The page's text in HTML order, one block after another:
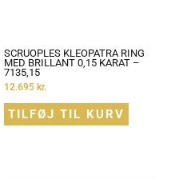
SCRUOPLES KLEOPATRA RING
MED BRILLANT 0,15 KARAT –
7135,15
12.695 kr.
TILFØJ TIL KURV